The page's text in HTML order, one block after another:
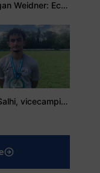
Stejarul Logan Weidner: Echipa a muncit mult, iar asta se va vedea în meciurile de la Nations Cup
Mohamed Salhi, vicecampion național juniori I: Rugby-ul te învață să accepți și înfrângerile